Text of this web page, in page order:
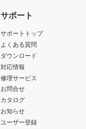
サポート
サポートトップ
よくある質問
ダウンロード
対応情報
修理サービス
お問合せ
カタログ
お知らせ
ユーザー登録